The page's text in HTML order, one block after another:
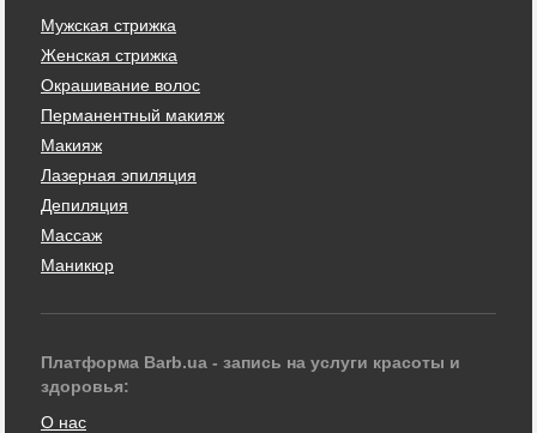
Мужская стрижка
Женская стрижка
Окрашивание волос
Перманентный макияж
Макияж
Лазерная эпиляция
Депиляция
Массаж
Маникюр
Платформа Barb.ua - запись на услуги красоты и
здоровья:
О нас